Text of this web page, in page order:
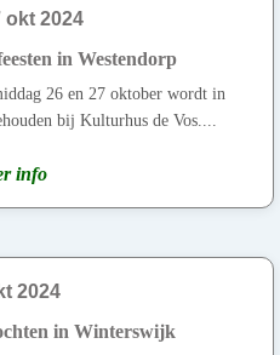
okt 2024
in Westendorp
26 en 27 oktober wordt in
bij Kulturhus de Vos....
info
2024
in Winterswijk